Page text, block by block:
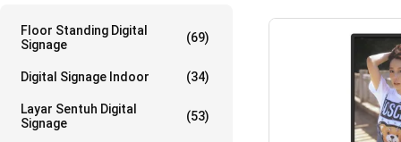
Floor Standing Digital
Signage
(69)
Digital Signage Indoor (34)
Layar Sentuh Digital
Signage
(53)